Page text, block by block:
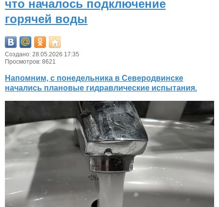
что началось подключение
горячей воды
Создано: 28.05.2026 17:35
Просмотров: 8621
Напомним, с понедельника в Северодвинске
начались плановые гидравлические испытания.